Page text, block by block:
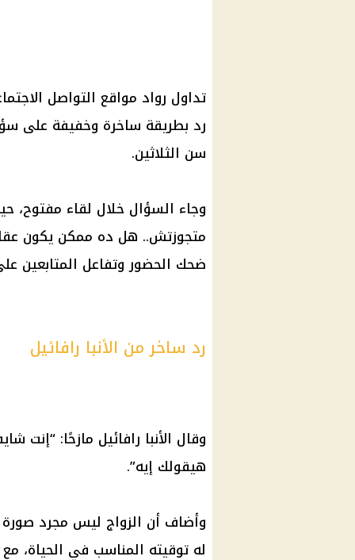
تداول رواد مواقع التواصل
رد بطريقة ساخرة وخفيفة على
سن الثلاثين.
متجوزتش.. هل ده ممكن يكون عقاب
ضحك الحضور وتفاعل المتابعين
رد ساخر من الأنبا رافائيل
وقال الأنبا رافائيل مازحًا:
هيقولك إيه”.
وأضاف أن الزواج ليس مجرد
له توقيته المناسب في الحياة،